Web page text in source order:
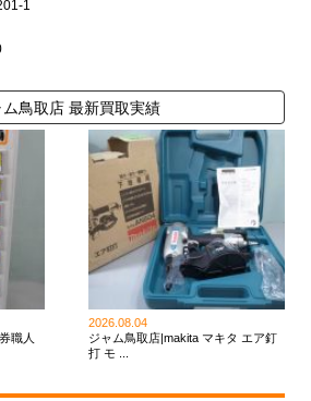
1
ム鳥取店 最新買取実績
職人
2026.08.04
ジャム鳥取店|makita マキタ エア釘
打 モ ...